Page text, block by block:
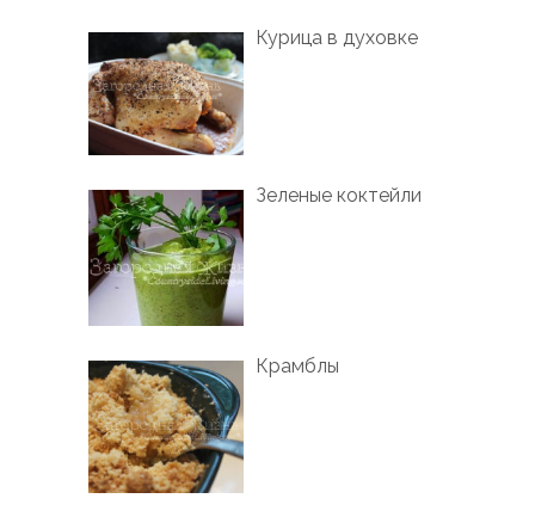
Курица в духовке
Зеленые коктейли
Крамблы